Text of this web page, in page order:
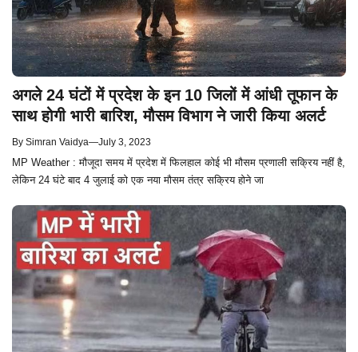
अगले 24 घंटों में प्रदेश के इन 10 जिलों में आंधी तूफान के
साथ होगी भारी बारिश, मौसम विभाग ने जारी किया अलर्ट
By Simran Vaidya—July 3, 2023
MP Weather : मौजूदा समय में प्रदेश में फिलहाल कोई भी मौसम प्रणाली सक्रिय नहीं है,
लेकिन 24 घंटे बाद 4 जुलाई को एक नया मौसम तंत्र सक्रिय होने जा